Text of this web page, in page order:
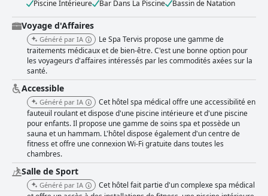
appréciant les chambres bien rangées et les espaces spa bien
entretenus. Quelques oublis occasionnels sont notés, tels que des zones
poussiéreuses et des couloirs sales, mais ils sont peu fréquents et ne
nuisent pas de manière significative à la perception positive globale. Le
personnel du Spa Tervis est mis en avant pour sa gentillesse et son
professionnalisme, offrant constamment un service attentionné et
rapide. Les réceptionnistes et autres employés sont fréquemment
félicités pour leur attitude chaleureuse et leur serviabilité, contribuant de
manière significative à la satisfaction des clients. L'hôtel propose une
connexion Wi-Fi gratuite, mais les avis indiquent une connectivité
incohérente, de nombreux clients rencontrant des signaux faibles ou
instables, en particulier dans leurs chambres. Les installations de spa et
de bien-être sont un élément remarquable, offrant une gamme
diversifiée de saunas, de piscines et de soins. Les clients apprécient
l'environnement de spa moderne et propre, bien que certaines
installations pourraient bénéficier de mises à jour. Malgré la
surpopulation occasionnelle et les problèmes mineurs de bruit, le spa est
généralement bien considéré pour son ambiance relaxante et ses
Piscine Intérieure
Bar Dans La Piscine Bassin de Natation
Voyage d'Affaires
Généré par IA
Le Spa Tervis propose une gamme de
traitements médicaux et de bien-être. C'est une bonne option pour
les voyageurs d'affaires intéressés par les commodités axées sur la
santé.
Accessible
Généré par IA
Cet hôtel spa médical offre une accessibilité en
fauteuil roulant et dispose d'une piscine intérieure et d'une piscine
pour enfants. Il propose une gamme de soins spa et possède un
sauna et un hammam. L'hôtel dispose également d'un centre de
fitness et offre une connexion Wi-Fi gratuite dans toutes les
chambres.
Salle de Sport
Généré par IA
Cet hôtel fait partie d'un complexe spa médical